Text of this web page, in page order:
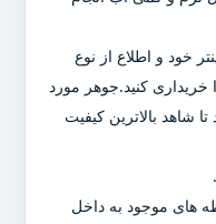
خود و اطلاع از نوع
خریداری کنید.جوهر مورد
شاهد بالاترین کیفیت
های موجود به داخل